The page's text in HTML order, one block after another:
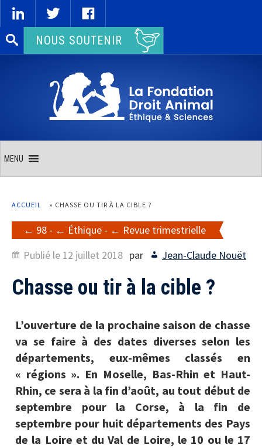
Rechercher :NOUS SOUTENIR
MENU
ACCUEIL » CHASSE OU TIR À LA CIBLE ?
98 - Éthique -
Revue trimestrielle
Publié le 12 juillet 2018 par Jean-Claude Nouët
Chasse ou tir à la cible ?
L’ouverture de la prochaine saison de chasse
va se faire à des dates diverses selon les
départements, eux-mêmes classés en
« régions ». En Moselle, Bas-Rhin et Haut-
Rhin, ce sera à la fin d’août, au tout début de
septembre pour la Corse, à la fin de
septembre pour huit départements des Pays
de la Loire et du Val de Loire, le 10 ou le 17